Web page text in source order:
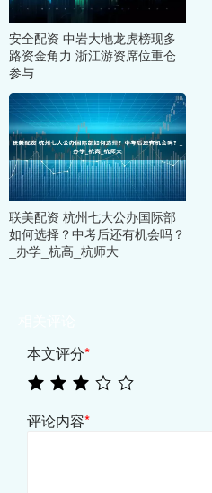
安全配资 中岩大地龙虎榜现多
路资金角力 浙江游资席位重仓
参与
联美配资 杭州七大公办国际部
如何选择？中考后还有机会吗？
_办学_杭高_杭师大
本文评分*
评论内容*